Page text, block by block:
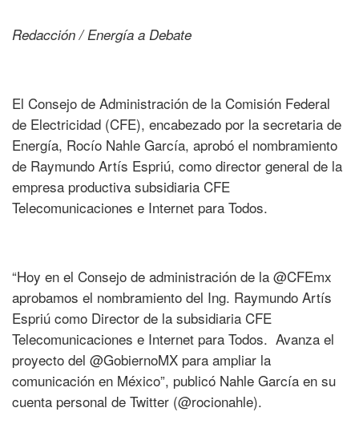
Redacción / Energía a Debate
El Consejo de Administración de la Comisión Federal
de Electricidad (CFE), encabezado por la secretaria de
Energía, Rocío Nahle García, aprobó el nombramiento
de Raymundo Artís Espriú, como director general de la
empresa productiva subsidiaria CFE
Telecomunicaciones e Internet para Todos.
“Hoy en el Consejo de administración de la @CFEmx
aprobamos el nombramiento del Ing. Raymundo Artís
Espriú como Director de la subsidiaria CFE
Telecomunicaciones e Internet para Todos. Avanza el
proyecto del @GobiernoMX para ampliar la
comunicación en México”, publicó Nahle García en su
cuenta personal de Twitter (@rocionahle).